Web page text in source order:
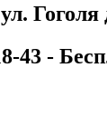
Гоголя
43 -